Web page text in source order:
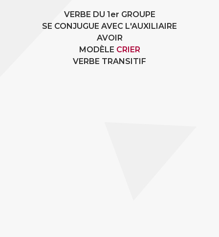
VERBE DU 1er GROUPE
SE CONJUGUE AVEC L'AUXILIAIRE
AVOIR
MODÈLE CRIER
VERBE TRANSITIF